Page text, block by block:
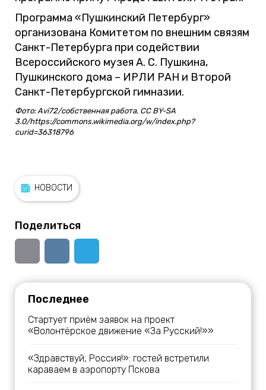
Программа «Пушкинский Петербург»
организована Комитетом по внешним связям
Санкт-Петербурга при содействии
Всероссийского музея А. С. Пушкина,
Пушкинского дома – ИРЛИ РАН и Второй
Санкт-Петербургской гимназии.
Фото: Avi72/собственная работа, CC BY-SA
3.0/https://commons.wikimedia.org/w/index.php?
curid=36318796
НОВОСТИ
Поделиться
Последнее
Стартует приём заявок на проект
«Волонтёрское движение «За Русский!»»
«Здравствуй, Россия!»: гостей встретили
караваем в аэропорту Пскова